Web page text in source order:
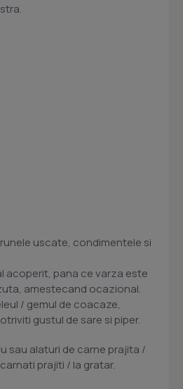
uscate, condimentele si
acoperit, pana ce varza este
amestecand ocazional.
/ gemul de coacaze,
gustul de sare si piper.
sau alaturi de carne prajita /
prajiti / la gratar.